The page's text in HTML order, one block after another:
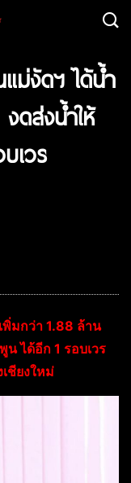
ม่งัดฯ ได้น้ำ
ดส่งน้ำให้
เวร
พิ่มกว่า 1.88 ล้าน
ได้อีก 1 รอบเวร
ชียงใหม่